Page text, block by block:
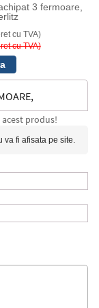
3 fermoare,
cu TVA)
cu TVA)
produs!
va fi afisata pe site.